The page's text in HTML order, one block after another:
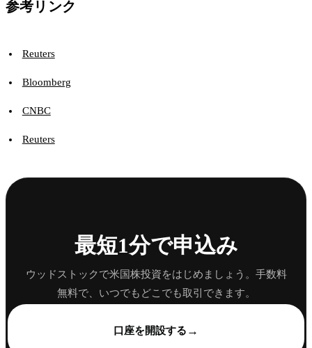
参考リンク
Reuters
Bloomberg
CNBC
Reuters
最短1分で申込み
ウッドストックで米国株投資をはじめましょう。手数料
無料で、いつでもどこでも取引できます。
口座を開設する →